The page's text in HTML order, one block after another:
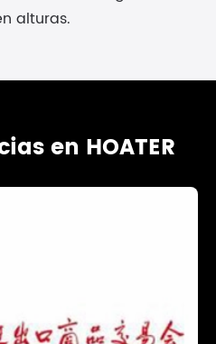
alturas.
en HOATER